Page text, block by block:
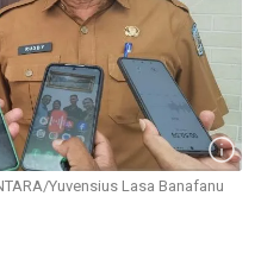
Yuvensius Lasa Banafanu